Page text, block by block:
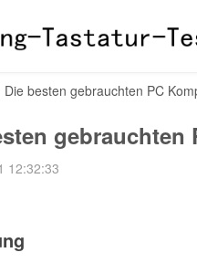
Die besten gebrauchten PC
gebrauchten
12:32:33